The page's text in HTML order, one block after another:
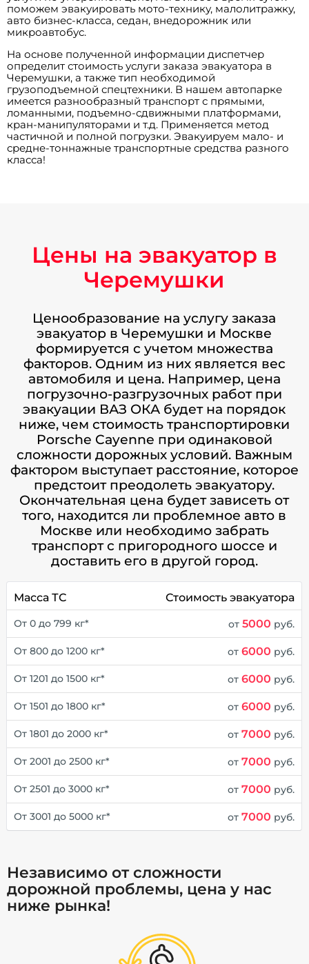
поможем эвакуировать мото-технику, малолитражку,
авто бизнес-класса, седан, внедорожник или
микроавтобус.
На основе полученной информации диспетчер
определит стоимость услуги заказа эвакуатора в
Черемушки, а также тип необходимой
грузоподъемной спецтехники. В нашем автопарке
имеется разнообразный транспорт с прямыми,
ломанными, подъемно-сдвижными платформами,
кран-манипуляторами и т.д. Применяется метод
частичной и полной погрузки. Эвакуируем мало- и
средне-тоннажные транспортные средства разного
класса!
Цены на эвакуатор в
Черемушки
Ценообразование на услугу заказа
эвакуатор в Черемушки и Москве
формируется с учетом множества
факторов. Одним из них является вес
автомобиля и цена. Например, цена
погрузочно-разгрузочных работ при
эвакуации ВАЗ ОКА будет на порядок
ниже, чем стоимость транспортировки
Porsche Cayenne при одинаковой
сложности дорожных условий. Важным
фактором выступает расстояние, которое
предстоит преодолеть эвакуатору.
Окончательная цена будет зависеть от
того, находится ли проблемное авто в
Москве или необходимо забрать
транспорт с пригородного шоссе и
доставить его в другой город.
Масса ТС Стоимость эвакуатора
От 0 до 799 кг* от5000 руб.
От 800 до 1200 кг* от6000 руб.
От 1201 до 1500 кг* от6000 руб.
От 1501 до 1800 кг* от6000 руб.
От 1801 до 2000 кг* от7000 руб.
От 2001 до 2500 кг* от7000 руб.
От 2501 до 3000 кг* от7000 руб.
От 3001 до 5000 кг* от7000 руб.
Независимо от сложности
дорожной проблемы, цена у нас
ниже рынка!